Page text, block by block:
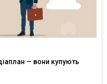
— вони купують